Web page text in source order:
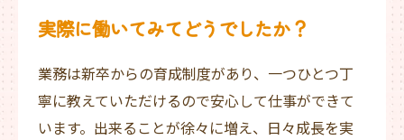
実際に働いてみてどうでしたか？
業務は新卒からの育成制度があり、一つひとつ丁
寧に教えていただけるので安心して仕事ができて
います。出来ることが徐々に増え、日々成長を実